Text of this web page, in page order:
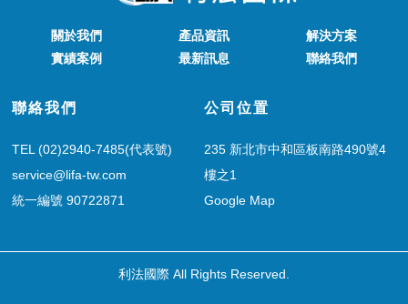
關於我們 產品資訊
解決方案
實績案例
最新訊息 聯絡我們
聯絡我們
TEL (02)2940-7485(代表號)
service@lifa-tw.com
統一編號 90722871
公司位置
235 新北市中和區板南路490號4
樓之1
Google Map
利法國際 All Rights Reserved.